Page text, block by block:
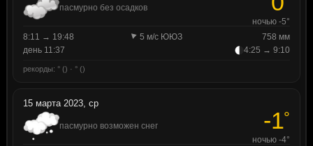
пасмурно без осадков
ночью -5°
8:11 → 19:48
5 м/с ЮЮЗ
758 мм
день 11:37
4:25 → 9:10
рекорды: ° () · ° ()
15 марта 2023, ср
пасмурно возможен снег -1°
ночью -4°